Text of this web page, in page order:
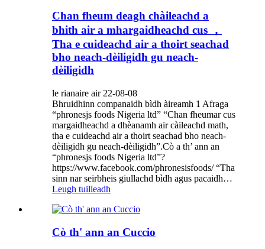
Chan fheum deagh chàileachd a
bhith air a mhargaidheachd cus ，
Tha e cuideachd air a thoirt seachad
bho neach-dèiligidh gu neach-
dèiligidh
le rianaire air 22-08-08
Bhruidhinn companaidh bìdh àireamh 1 Afraga
“phronesjs foods Nigeria ltd” “Chan fheumar cus
margaidheachd a dhèanamh air càileachd math,
tha e cuideachd air a thoirt seachad bho neach-
dèiligidh gu neach-dèiligidh”.Cò a th’ ann an
“phronesjs foods Nigeria ltd”?
https://www.facebook.com/phronesisfoods/ “Tha
sinn nar seirbheis giullachd bìdh agus pacaidh…
Leugh tuilleadh
Cò th' ann an Cuccio